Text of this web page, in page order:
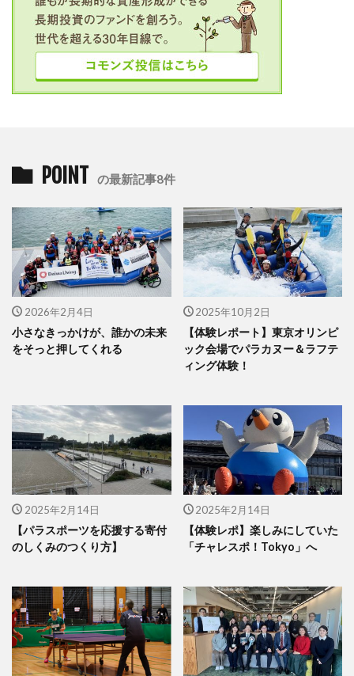
POINT の最新記事8件
2026年2月4日
小さなきっかけが、誰かの未来
をそっと押してくれる
2025年10月2日
【体験レポート】東京オリンピ
ック会場でパラカヌー＆ラフテ
ィング体験！
2025年2月14日
【パラスポーツを応援する寄付
のしくみのつくり方】
2025年2月14日
【体験レポ】楽しみにしていた
「チャレスポ！Tokyo」へ